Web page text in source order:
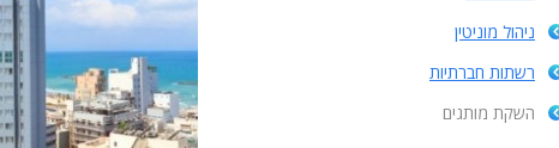
ניהול מוניטין
רשתות חברתיות
השקת מותגים